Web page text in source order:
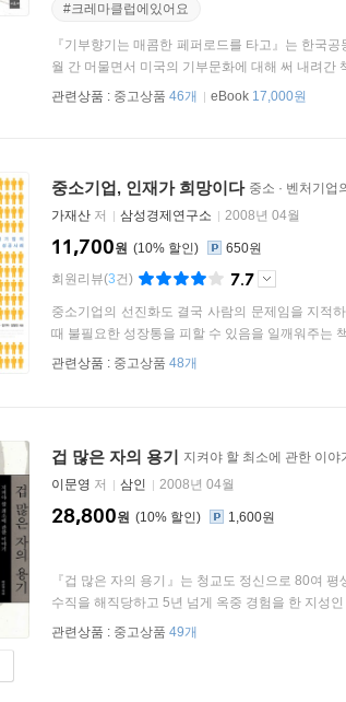
#크레마클럽에있어요
『기부향기는 매콤한 페퍼로드를 타고』는 한국
월 간 머물면서 미국의 기부문화에 대해 써 내려간
관련상품 : 중고상품 46개 eBook 17,000원
중소기업, 인재가 희망이다 중소 · 벤처기업
가재산 저 삼성경제연구소 2008년 04월
10%
11,700원
650원
회원리뷰(3건) 7.7
중소기업의 선진화도 결국 사람의 문제임을 지적
때 불필요한 성장통을 피할 수 있음을 일깨워주는
관련상품 : 중고상품 48개
겁 많은 자의 용기 지켜야 할 최소에 관한 이야
이문영 저 삼인 2008년 04월
10%
28,800원 1,600원
『겁 많은 자의 용기』는 청교도 정신으로 80여
수직을 해직당하고 5년 넘게 옥중 경험을 한 지성
관련상품 : 중고상품 49개